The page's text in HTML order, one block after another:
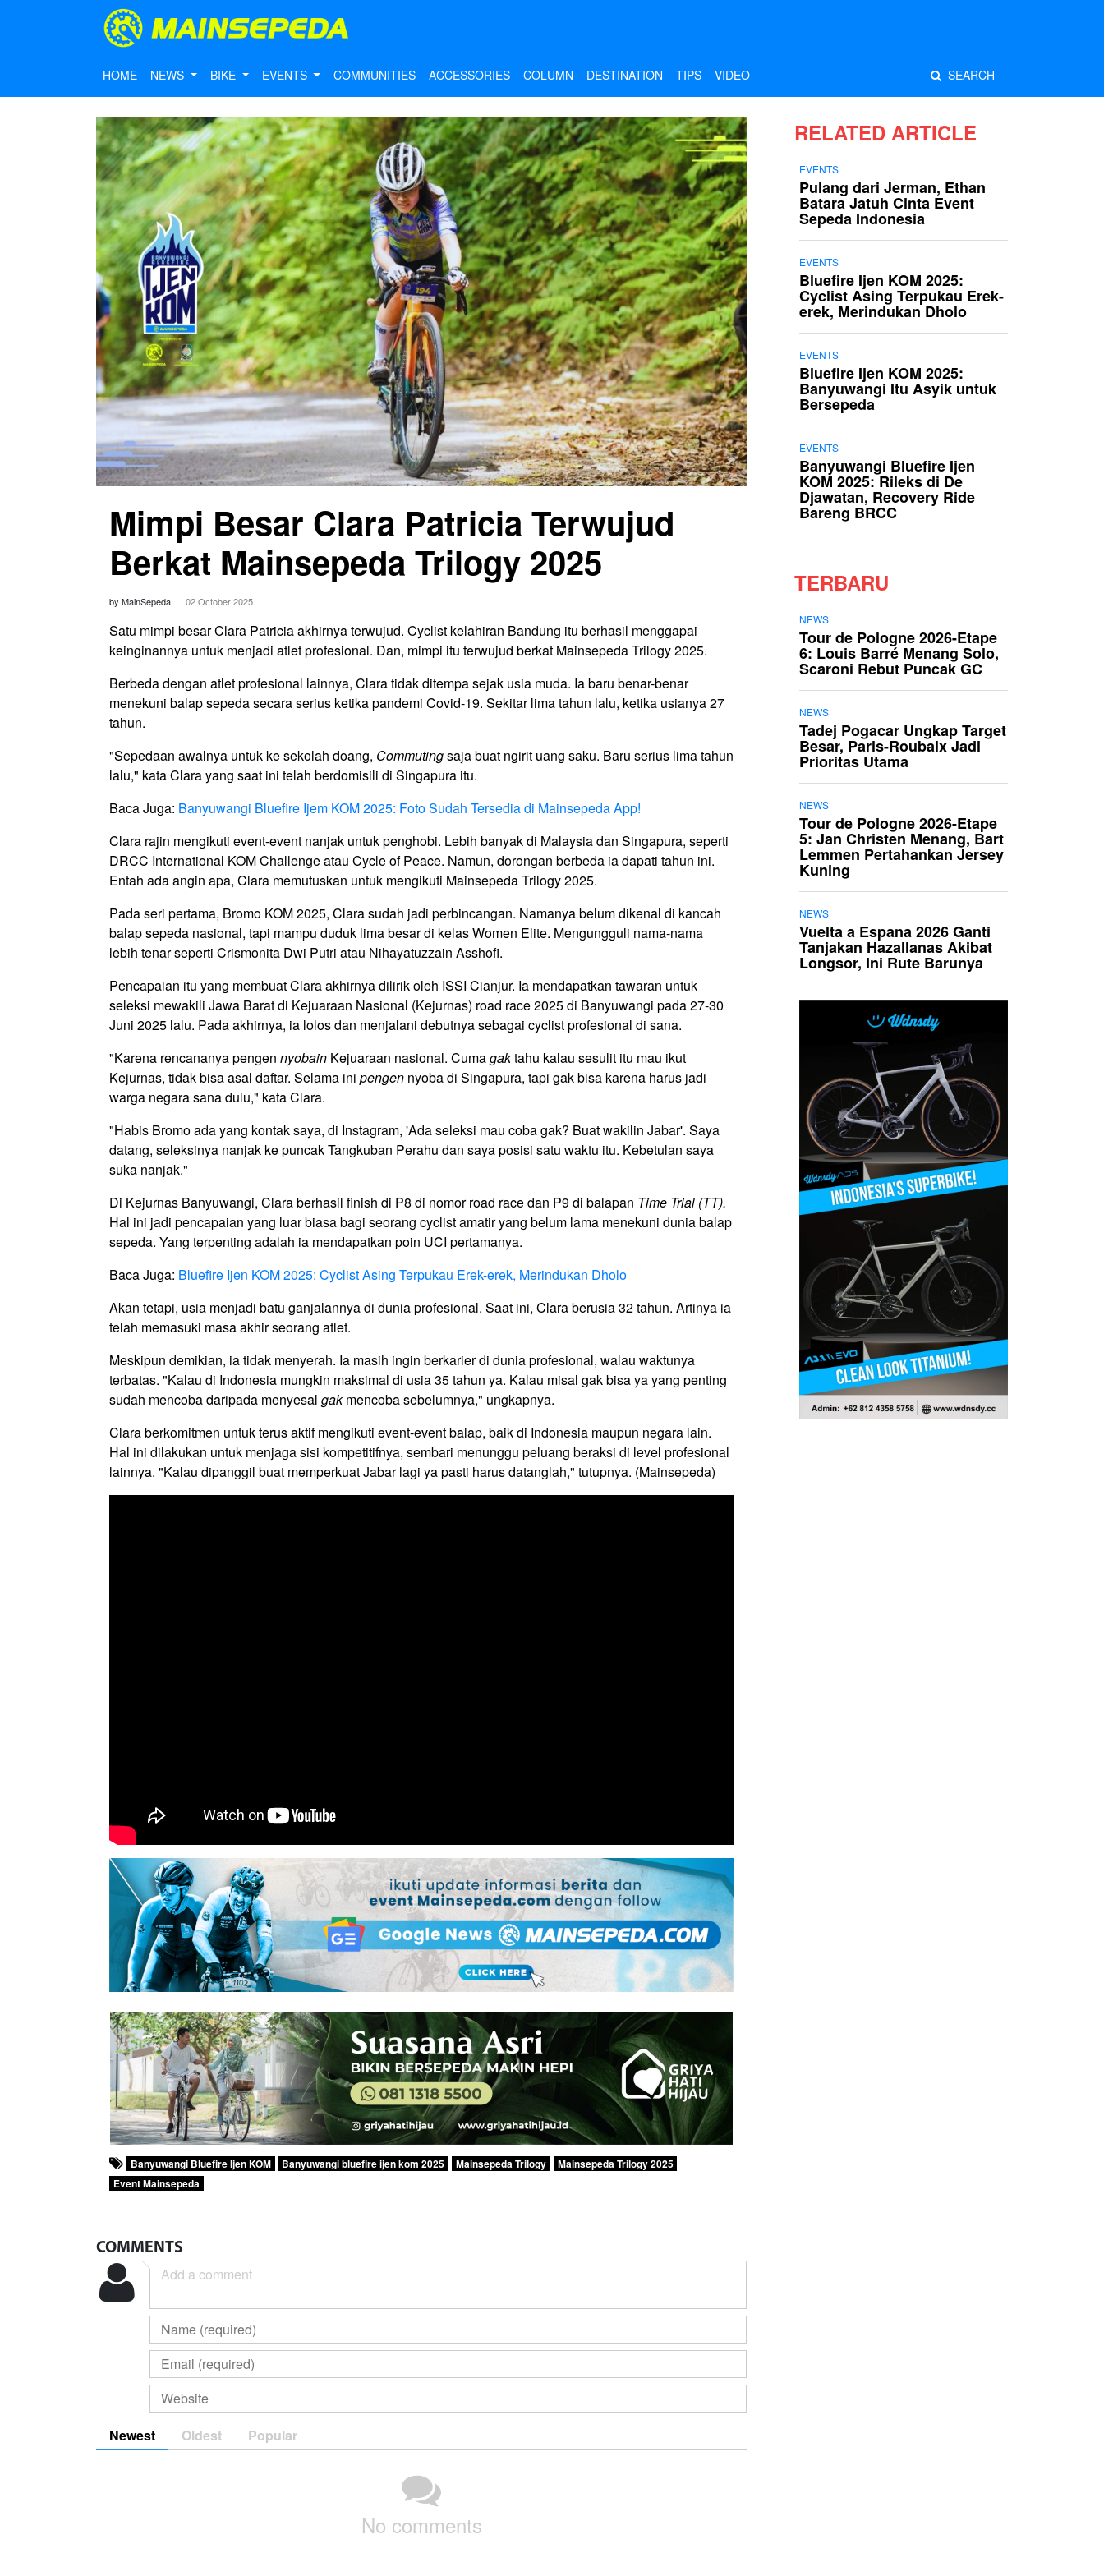
HOME NEWS BIKE EVENTS COMMUNITIES ACCESSORIES COLUMN DESTINATION TIPS VIDEO SEARCH
Mimpi Besar Clara Patricia Terwujud
Berkat Mainsepeda Trilogy 2025
by MainSepeda 02 October 2025
Satu mimpi besar Clara Patricia akhirnya terwujud. Cyclist kelahiran Bandung itu berhasil menggapai
keinginannya untuk menjadi atlet profesional. Dan, mimpi itu terwujud berkat Mainsepeda Trilogy 2025.
Berbeda dengan atlet profesional lainnya, Clara tidak ditempa sejak usia muda. Ia baru benar-benar
menekuni balap sepeda secara serius ketika pandemi Covid-19. Sekitar lima tahun lalu, ketika usianya 27
tahun.
"Sepedaan awalnya untuk ke sekolah doang, Commutingsaja buat ngirit uang saku. Baru serius lima tahun
lalu," kata Clara yang saat ini telah berdomisili di Singapura itu.
Baca Juga: Banyuwangi Bluefire Ijem KOM 2025: Foto Sudah Tersedia di Mainsepeda App!
Clara rajin mengikuti event-event nanjak untuk penghobi. Lebih banyak di Malaysia dan Singapura, seperti
DRCC International KOM Challenge atau Cycle of Peace. Namun, dorongan berbeda ia dapati tahun ini.
Entah ada angin apa, Clara memutuskan untuk mengikuti Mainsepeda Trilogy 2025.
Pada seri pertama, Bromo KOM 2025, Clara sudah jadi perbincangan. Namanya belum dikenal di kancah
balap sepeda nasional, tapi mampu duduk lima besar di kelas Women Elite. Mengungguli nama-nama
lebih tenar seperti Crismonita Dwi Putri atau Nihayatuzzain Asshofi.
Pencapaian itu yang membuat Clara akhirnya dilirik oleh ISSI Cianjur. Ia mendapatkan tawaran untuk
seleksi mewakili Jawa Barat di Kejuaraan Nasional (Kejurnas) road race 2025 di Banyuwangi pada 27-30
Juni 2025 lalu. Pada akhirnya, ia lolos dan menjalani debutnya sebagai cyclist profesional di sana.
"Karena rencananya pengen nyobain Kejuaraan nasional. Cumagaktahu kalau sesulit itu mau ikut
Kejurnas, tidak bisa asal daftar. Selama ini pengen nyoba di Singapura, tapi gak bisa karena harus jadi
warga negara sana dulu," kata Clara.
"Habis Bromo ada yang kontak saya, di Instagram, 'Ada seleksi mau coba gak? Buat wakilin Jabar'. Saya
datang, seleksinya nanjak ke puncak Tangkuban Perahu dan saya posisi satu waktu itu. Kebetulan saya
suka nanjak."
Di Kejurnas Banyuwangi, Clara berhasil finish di P8 di nomor road race dan P9 di balapan Time Trial (TT).
Hal ini jadi pencapaian yang luar biasa bagi seorang cyclist amatir yang belum lama menekuni dunia balap
sepeda. Yang terpenting adalah ia mendapatkan poin UCI pertamanya.
Baca Juga: Bluefire Ijen KOM 2025: Cyclist Asing Terpukau Erek-erek, Merindukan Dholo
Akan tetapi, usia menjadi batu ganjalannya di dunia profesional. Saat ini, Clara berusia 32 tahun. Artinya ia
telah memasuki masa akhir seorang atlet.
Meskipun demikian, ia tidak menyerah. Ia masih ingin berkarier di dunia profesional, walau waktunya
terbatas. "Kalau di Indonesia mungkin maksimal di usia 35 tahun ya. Kalau misal gak bisa ya yang penting
sudah mencoba daripada menyesal gakmencoba sebelumnya," ungkapnya.
Clara berkomitmen untuk terus aktif mengikuti event-event balap, baik di Indonesia maupun negara lain.
Hal ini dilakukan untuk menjaga sisi kompetitifnya, sembari menunggu peluang beraksi di level profesional
lainnya. "Kalau dipanggil buat memperkuat Jabar lagi ya pasti harus datanglah," tutupnya. (Mainsepeda)
Banyuwangi Bluefire Ijen KOM Banyuwangi bluefire ijen kom 2025 Mainsepeda Trilogy
Mainsepeda Trilogy 2025
Event Mainsepeda
COMMENTS
Newest Oldest Popular
No comments
RELATED ARTICLE
EVENTS
Pulang dari Jerman, Ethan
Batara Jatuh Cinta Event
Sepeda Indonesia
EVENTS
Bluefire Ijen KOM 2025:
Cyclist Asing Terpukau Erek-
erek, Merindukan Dholo
EVENTS
Bluefire Ijen KOM 2025:
Banyuwangi Itu Asyik untuk
Bersepeda
EVENTS
Banyuwangi Bluefire Ijen
KOM 2025: Rileks di De
Djawatan, Recovery Ride
Bareng BRCC
TERBARU
NEWS
Tour de Pologne 2026-Etape
6: Louis Barré Menang Solo,
Scaroni Rebut Puncak GC
NEWS
Tadej Pogacar Ungkap Target
Besar, Paris-Roubaix Jadi
Prioritas Utama
NEWS
Tour de Pologne 2026-Etape
5: Jan Christen Menang, Bart
Lemmen Pertahankan Jersey
Kuning
NEWS
Vuelta a Espana 2026 Ganti
Tanjakan Hazallanas Akibat
Longsor, Ini Rute Barunya